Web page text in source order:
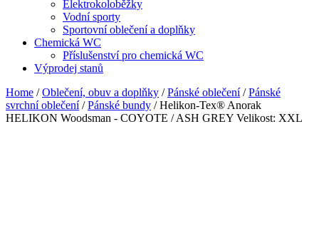
Elektrokoloběžky
Vodní sporty
Sportovní oblečení a doplňky
Chemická WC
Příslušenství pro chemická WC
Výprodej stanů
Home /Oblečení, obuv a doplňky /Pánské oblečení/Pánské
svrchní oblečení/Pánské bundy / Helikon-Tex® Anorak
HELIKON Woodsman - COYOTE / ASH GREY Velikost: XXL